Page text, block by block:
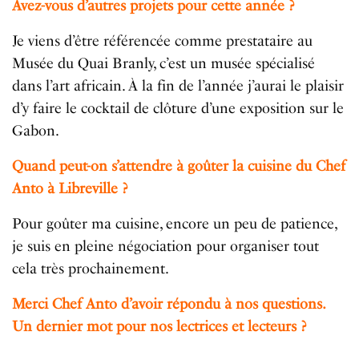
Avez-vous d’autres projets pour cette année ?
Je viens d’être référencée comme prestataire au
Musée du Quai Branly, c’est un musée spécialisé
dans l’art africain. À la fin de l’année j’aurai le plaisir
d’y faire le cocktail de clôture d’une exposition sur le
Gabon.
Quand peut-on s’attendre à goûter la cuisine du Chef
Anto à Libreville ?
Pour goûter ma cuisine, encore un peu de patience,
je suis en pleine négociation pour organiser tout
cela très prochainement.
Merci Chef Anto d’avoir répondu à nos questions.
Un dernier mot pour nos lectrices et lecteurs ?